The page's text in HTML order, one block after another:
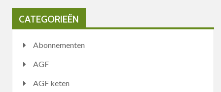
CATEGORIEËN
Abonnementen
AGF
AGF keten